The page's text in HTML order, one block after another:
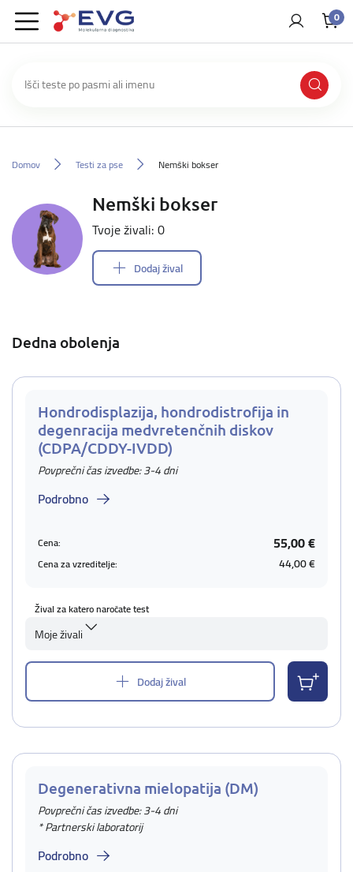
0
Domov Testi za pse Nemški bokser
Nemški bokser
Tvoje živali: 0
Dodaj žival
Dedna obolenja
Hondrodisplazija, hondrodistrofija in
degenracija medvretenčnih diskov
(CDPA/CDDY-IVDD)
Povprečni čas izvedbe: 3-4 dni
Podrobno
Cena: 55,00 €
Cena za vzreditelje: 44,00 €
Žival za katero naročate test
Moje živali
Dodaj žival
Degenerativna mielopatija (DM)
Povprečni čas izvedbe: 3-4 dni
* Partnerski laboratorij
Podrobno